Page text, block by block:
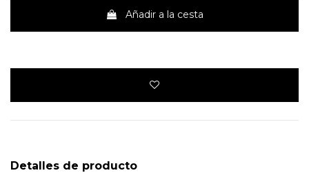
Añadir a la cesta
Detalles de producto